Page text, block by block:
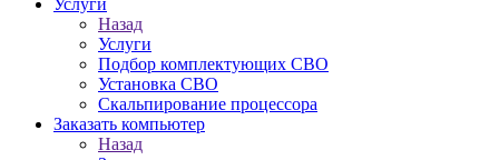
Услуги
Назад
Услуги
Подбор комплектующих СВО
Установка СВО
Скальпирование процессора
Заказать компьютер
Назад